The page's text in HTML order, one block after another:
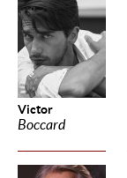
Victor
Boccard